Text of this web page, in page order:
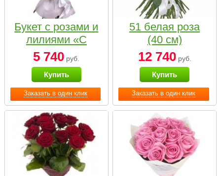
Заказать в один клик
Букет с розами и
лилиями «С
наилучшими
пожеланиями»
5 740 руб.
Купить
Заказать в один клик
51 белая роза
(40 см)
12 740руб.
Купить